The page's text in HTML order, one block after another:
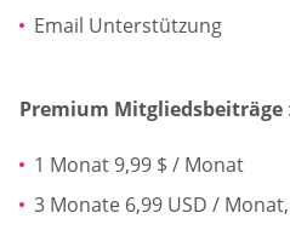
Email Unterstützung
Premium Mitgliedsbeiträge
1 Monat 9,99 $ / Monat
3 Monate 6,99 USD /